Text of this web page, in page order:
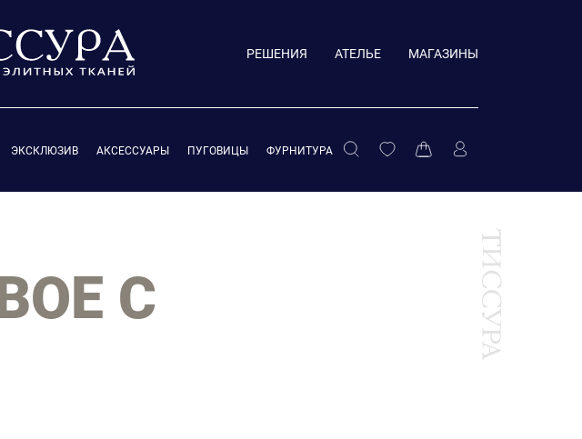
РЕШЕНИЯ АТЕЛЬЕ МАГАЗИНЫ
ЭКСКЛЮЗИВ АКСЕССУАРЫ ПУГОВИЦЫ ФУРНИТУРА
С